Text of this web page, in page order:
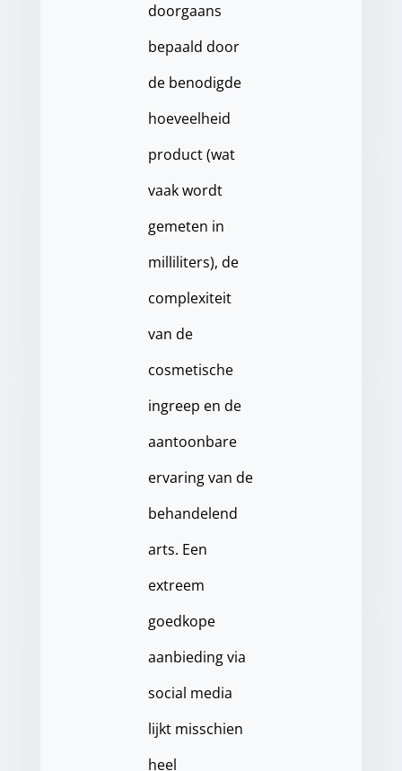
doorgaans
bepaald door
de benodigde
hoeveelheid
product (wat
vaak wordt
gemeten in
milliliters), de
complexiteit
van de
cosmetische
ingreep en de
aantoonbare
ervaring van de
behandelend
arts. Een
extreem
goedkope
aanbieding via
social media
lijkt misschien
heel